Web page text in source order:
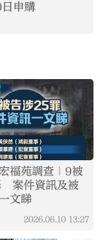
日申購
福苑調查｜9被
案件資訊及被
文睇
2026.06.10 13:27